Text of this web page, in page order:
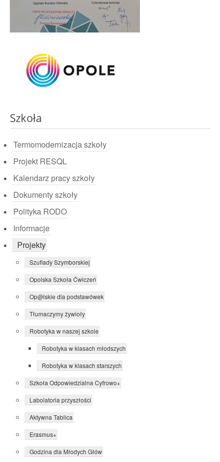
Szkoła
Termomodernizacja szkoły
Projekt RESQL
Kalendarz pracy szkoły
Dokumenty szkoły
Polityka RODO
Informacje
Projekty
Szuflady Szymborskiej
Opolska Szkoła Ćwiczeń
Op@lskie dla podstawówek
Tłumaczymy żywioły
Robotyka w naszej szkole
Robotyka w klasach młodszych
Robotyka w klasach starszych
Szkoła Odpowiedzialna Cyfrowo+
Labolatoria przyszłości
Aktywna Tablica
Erasmus+
Godzina dla Młodych Głów